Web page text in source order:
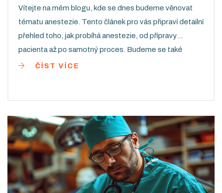
Vítejte na mém blogu, kde se dnes budeme věnovat
tématu anestezie. Tento článek pro vás připraví detailní
přehled toho, jak probíhá anestezie, od přípravy
pacienta až po samotný proces. Budeme se také
věnovat oblasti anesteziologie a objasníme, jaká je její
ČÍST VÍCE